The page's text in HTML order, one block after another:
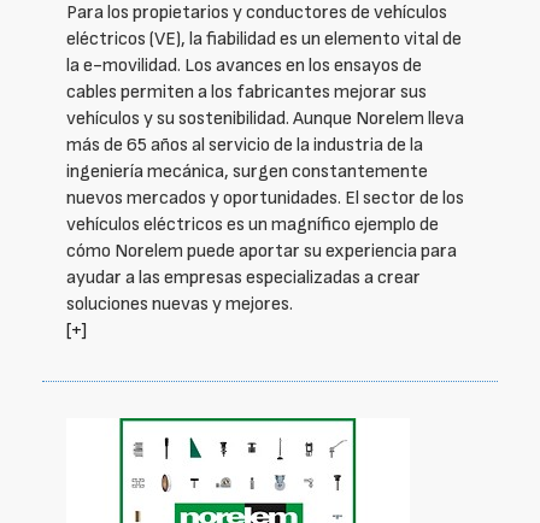
Para los propietarios y conductores de vehículos
eléctricos (VE), la fiabilidad es un elemento vital de
la e-movilidad. Los avances en los ensayos de
cables permiten a los fabricantes mejorar sus
vehículos y su sostenibilidad. Aunque Norelem lleva
más de 65 años al servicio de la industria de la
ingeniería mecánica, surgen constantemente
nuevos mercados y oportunidades. El sector de los
vehículos eléctricos es un magnífico ejemplo de
cómo Norelem puede aportar su experiencia para
ayudar a las empresas especializadas a crear
soluciones nuevas y mejores.
[+]